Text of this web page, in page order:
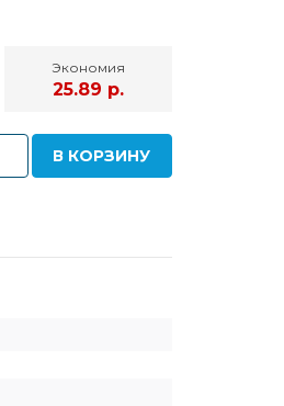
Экономия
25.89 р.
В КОРЗИНУ